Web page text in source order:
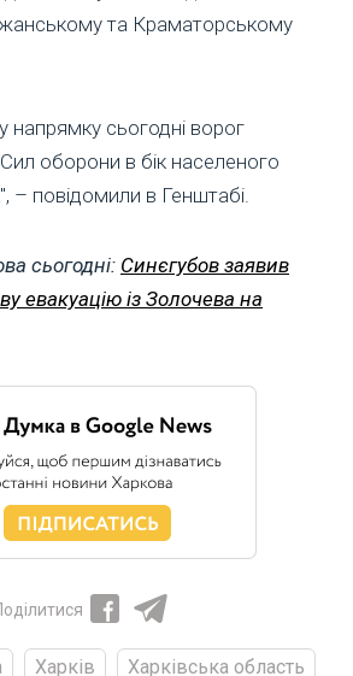
та Краматорському
напрямку сьогодні ворог
Сил оборони в бік населеного
– повідомили в Генштабі.
сьогодні: Синєгубов заявив
евакуацію із Золочева на
Харків Харківська область